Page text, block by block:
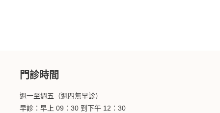
門診時間
週一至週五（週四無早診）
早診：早上 09：30 到下午 12：30